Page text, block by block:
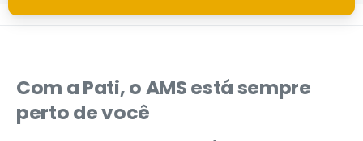
Com aPati,oAMSestásempre
pertodevocê